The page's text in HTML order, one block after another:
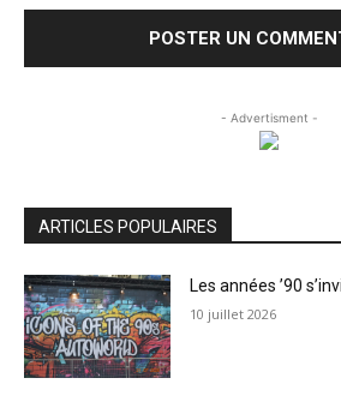
- Advertisment -
ARTICLES POPULAIRES
Les années ’90
10 juillet 2026